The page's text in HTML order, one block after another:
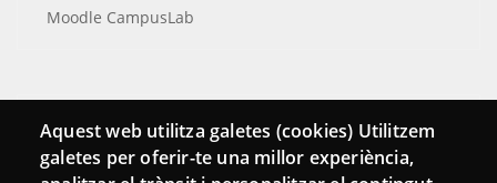
Moodle CampusLab
Conecta
Contacto
Aquest web utilitza galetes (cookies) Utilitzem
galetes per oferir-te una millor experiència,